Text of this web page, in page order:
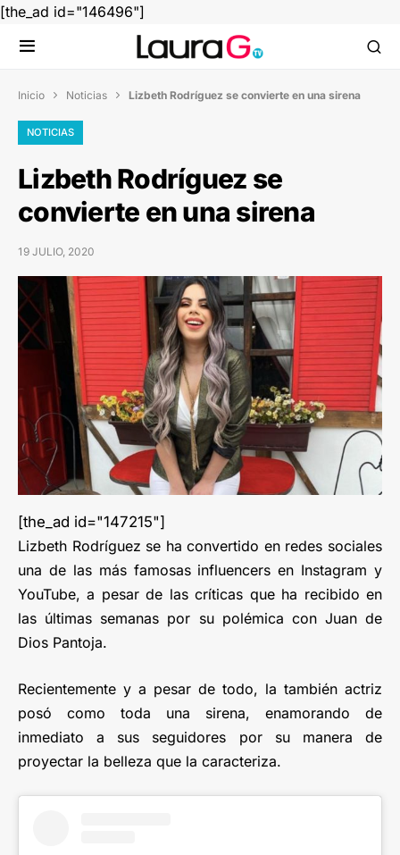
[the_ad id="146496"]
Inicio  Noticias  Lizbeth Rodríguez se convierte en una sirena
NOTICIAS
Lizbeth Rodríguez se
convierte en una sirena
19 JULIO, 2020
[the_ad id="147215"]
Lizbeth Rodríguez se ha convertido en redes sociales
una de las más famosas influencers en Instagram y
YouTube, a pesar de las críticas que ha recibido en
las últimas semanas por su polémica con Juan de
Dios Pantoja.
Recientemente y a pesar de todo, la también actriz
posó como toda una sirena, enamorando de
inmediato a sus seguidores por su manera de
proyectar la belleza que la caracteriza.